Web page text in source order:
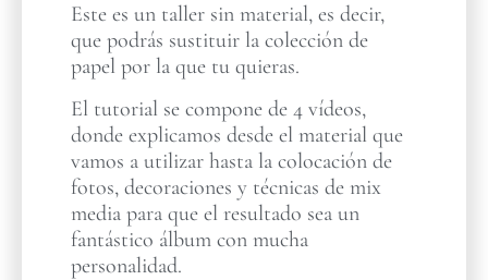
Este es un taller sin material, es decir,
que podrás sustituir la colección de
papel por la que tu quieras.
El tutorial se compone de 4 vídeos,
donde explicamos desde el material que
vamos a utilizar hasta la colocación de
fotos, decoraciones y técnicas de mix
media para que el resultado sea un
fantástico álbum con mucha
personalidad.